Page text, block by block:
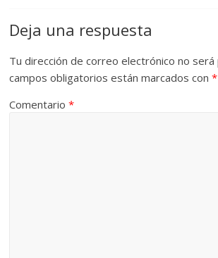
Deja una respuesta
Tu dirección de correo electrónico no será
campos obligatorios están marcados con*
Comentario*